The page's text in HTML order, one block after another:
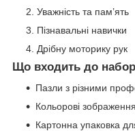
Уважність та пам’ять
Пізнавальні навички
Дрібну моторику рук
Що входить до
Пазли з різними
Кольорові
Картонна упаковка